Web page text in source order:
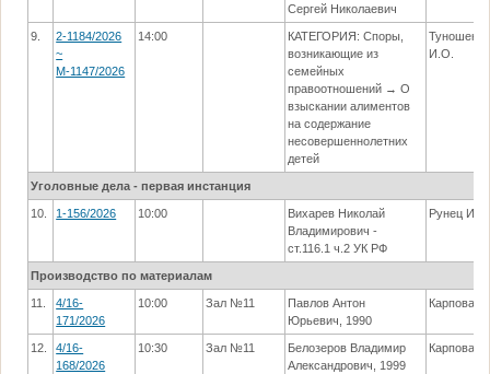
Сергей Николаевич
9.
2-1184/2026
~
М-1147/2026
14:00
КАТЕГОРИЯ: Споры,
возникающие из
семейных
правоотношений → О
взыскании алиментов
на содержание
несовершеннолетних
детей
И.О.
Уголовные дела - первая инстанция
10. 1-156/2026 10:00
Вихарев Николай
Владимирович -
ст.116.1 ч.2 УК РФ
Рунец И.А.
Производство по материалам
11.
4/16-
171/2026
10:00 Зал №11
Павлов Антон
Юрьевич, 1990
Карпова
12.
4/16-
168/2026
10:30 Зал №11
Белозеров Владимир
Александрович, 1999
Карпова